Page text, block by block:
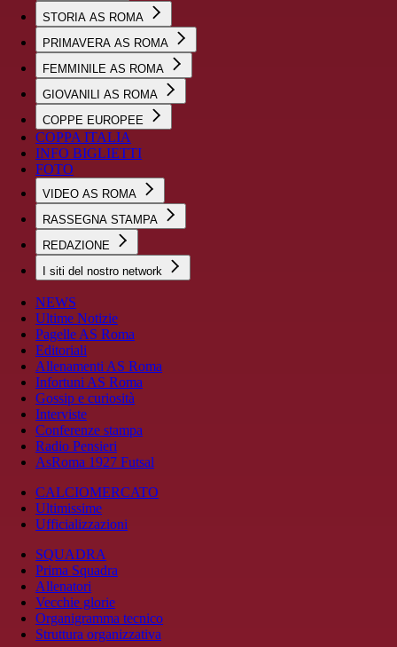
STORIA AS ROMA
PRIMAVERA AS ROMA
FEMMINILE AS ROMA
GIOVANILI AS ROMA
COPPE EUROPEE
COPPA ITALIA
INFO BIGLIETTI
FOTO
VIDEO AS ROMA
RASSEGNA STAMPA
REDAZIONE
I siti del nostro network
NEWS
Ultime Notizie
Pagelle AS Roma
Editoriali
Allenamenti AS Roma
Infortuni AS Roma
Gossip e curiosità
Interviste
Conferenze stampa
Radio Pensieri
AsRoma 1927 Futsal
CALCIOMERCATO
Ultimissime
Ufficializzazioni
SQUADRA
Prima Squadra
Allenatori
Vecchie glorie
Organigramma tecnico
Struttura organizzativa